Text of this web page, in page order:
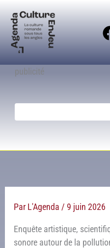
contenu
publicité
Par L'Agenda / 9 juin 2026
Enquête artistique,
sonore autour de la